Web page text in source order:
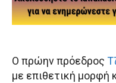
Ο πρώην πρόεδρος
με επιθετική μορφή